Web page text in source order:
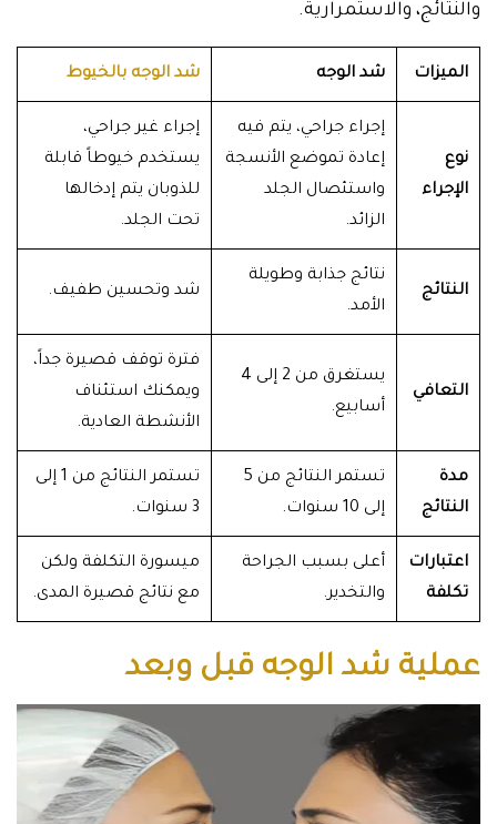
والنتائج، والاستمرارية.
الميزات شد الوجه شد الوجه بالخيوط
نوع
الإجراء
إجراء جراحي، يتم فيه
إعادة تموضع الأنسجة
واستئصال الجلد
الزائد.
إجراء غير جراحي،
يستخدم خيوطاً قابلة
للذوبان يتم إدخالها
تحت الجلد.
النتائج
نتائج جذابة وطويلة
الأمد.
شد وتحسين طفيف.
التعافي
يستغرق من 2 إلى 4
أسابيع.
فترة توقف قصيرة جداً،
ويمكنك استئناف
الأنشطة العادية.
مدة
النتائج
تستمر النتائج من 5
إلى 10 سنوات.
تستمر النتائج من 1 إلى
3 سنوات.
اعتبارات
تكلفة
أعلى بسبب الجراحة
والتخدير.
ميسورة التكلفة ولكن
مع نتائج قصيرة المدى.
عملية شد الوجه قبل وبعد